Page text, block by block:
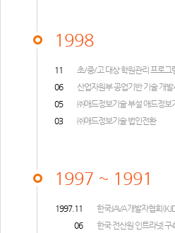
1998
11
초/중/고 대상 학원관리 프로그
06
산업자원부 공업기반 기술 개
05
㈜애드정보기술 부설 애드정보
03
㈜애드정보기술 법인전환
1997 ~ 1991
1997.11
한국JAVA개발자협회
06
한국 전산원 인트라넷 구